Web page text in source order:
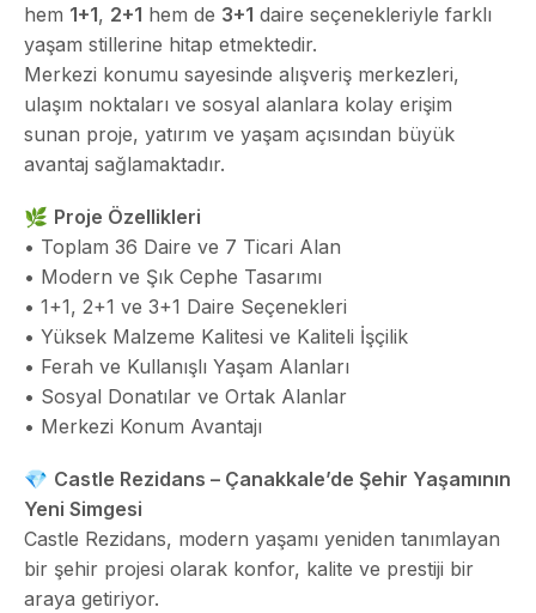
hem 1+1, 2+1 hem de 3+1 daire seçenekleriyle farklı
yaşam stillerine hitap etmektedir.
Merkezi konumu sayesinde alışveriş merkezleri,
ulaşım noktaları ve sosyal alanlara kolay erişim
sunan proje, yatırım ve yaşam açısından büyük
avantaj sağlamaktadır.
🌿 Proje Özellikleri
• Toplam 36 Daire ve 7 Ticari Alan
• Modern ve Şık Cephe Tasarımı
• 1+1, 2+1 ve 3+1 Daire Seçenekleri
• Yüksek Malzeme Kalitesi ve Kaliteli İşçilik
• Ferah ve Kullanışlı Yaşam Alanları
• Sosyal Donatılar ve Ortak Alanlar
• Merkezi Konum Avantajı
💎 Castle Rezidans – Çanakkale’de Şehir Yaşamının
Yeni Simgesi
Castle Rezidans, modern yaşamı yeniden tanımlayan
bir şehir projesi olarak konfor, kalite ve prestiji bir
araya getiriyor.